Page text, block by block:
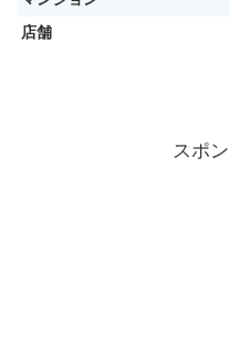
店舗
スポ